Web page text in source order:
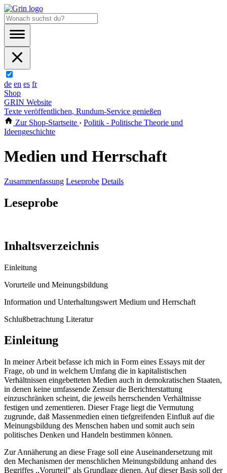
de en es fr
Shop
GRIN Website
Texte veröffentlichen, Rundum-Service genießen
Zur Shop-Startseite › Politik - Politische Theorie und
Ideengeschichte
Medien und Herrschaft
Zusammenfassung Leseprobe Details
Leseprobe
Inhaltsverzeichnis
Einleitung
Vorurteile und Meinungsbildung
Information und Unterhaltungswert Medium und Herrschaft
Schlußbetrachtung Literatur
Einleitung
In meiner Arbeit befasse ich mich in Form eines Essays mit der
Frage, ob und in welchem Umfang die in kapitalistischen
Verhältnissen eingebetteten Medien auch in demokratischen Staaten,
in denen keine umfassende Zensur die Berichterstattung
einzuschränken scheint, die jeweils herrschenden Verhältnisse
festigen und zementieren. Dieser Frage liegt die Vermutung
zugrunde, daß Massenmedien einen tiefgreifenden Einfluß auf die
Meinungsbildung des Menschen haben und somit auch sein
politisches Denken und Handeln bestimmen können.
Zur Annäherung an diese Frage soll eine Auseinandersetzung mit
den Mechanismen der menschlichen Meinungsbildung anhand des
Begriffes ,,Vorurteil" als Grundlage dienen. Auf dieser Basis soll der